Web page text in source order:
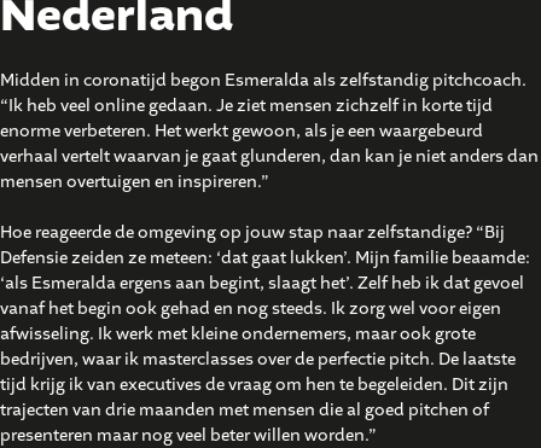
Nederland
Midden in coronatijd begon Esmeralda als zelfstandig pitchcoach.
“Ik heb veel online gedaan. Je ziet mensen zichzelf in korte tijd
enorme verbeteren. Het werkt gewoon, als je een waargebeurd
verhaal vertelt waarvan je gaat glunderen, dan kan je niet anders dan
mensen overtuigen en inspireren.”
Hoe reageerde de omgeving op jouw stap naar zelfstandige? “Bij
Defensie zeiden ze meteen: ‘dat gaat lukken’. Mijn familie beaamde:
‘als Esmeralda ergens aan begint, slaagt het’. Zelf heb ik dat gevoel
vanaf het begin ook gehad en nog steeds. Ik zorg wel voor eigen
afwisseling. Ik werk met kleine ondernemers, maar ook grote
bedrijven, waar ik masterclasses over de perfectie pitch. De laatste
tijd krijg ik van executives de vraag om hen te begeleiden. Dit zijn
trajecten van drie maanden met mensen die al goed pitchen of
presenteren maar nog veel beter willen worden.”